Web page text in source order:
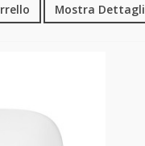
Mostra Dettagli